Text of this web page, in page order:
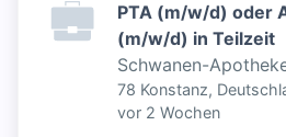
PTA (m/w/d) oder
(m/w/d) in Teilzeit
Schwanen-
78 Konstanz,
Veröffentlicht:
vor 2 Wochen